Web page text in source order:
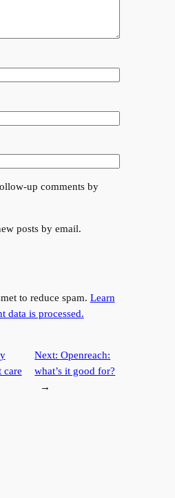
up comments by
posts by email.
to reduce spam. Learn
data is processed.
care
Next:Openreach:
what’s it good for?
→